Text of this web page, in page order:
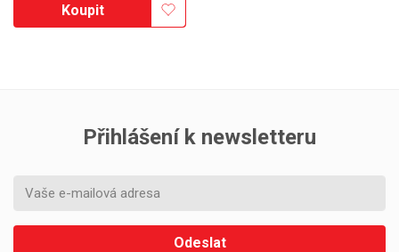
Koupit
Přihlášení k newsletteru
Odeslat